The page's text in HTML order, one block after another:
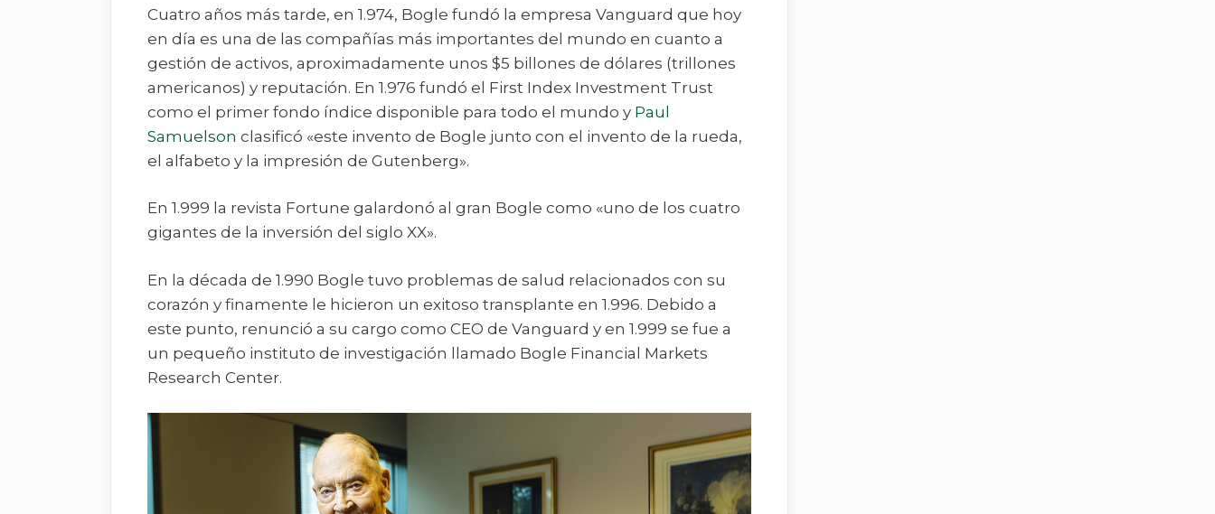
Cuatro años más tarde, en 1.974, Bogle fundó la empresa Vanguard que hoy
en día es una de las compañías más importantes del mundo en cuanto a
gestión de activos, aproximadamente unos $5 billones de dólares (trillones
americanos) y reputación. En 1.976 fundó el First Index Investment Trust
como el primer fondo índice disponible para todo el mundo y Paul
Samuelson clasificó «este invento de Bogle junto con el invento de la rueda,
el alfabeto y la impresión de Gutenberg».
En 1.999 la revista Fortune galardonó al gran Bogle como «uno de los cuatro
gigantes de la inversión del siglo XX».
En la década de 1.990 Bogle tuvo problemas de salud relacionados con su
corazón y finamente le hicieron un exitoso transplante en 1.996. Debido a
este punto, renunció a su cargo como CEO de Vanguard y en 1.999 se fue a
un pequeño instituto de investigación llamado Bogle Financial Markets
Research Center.